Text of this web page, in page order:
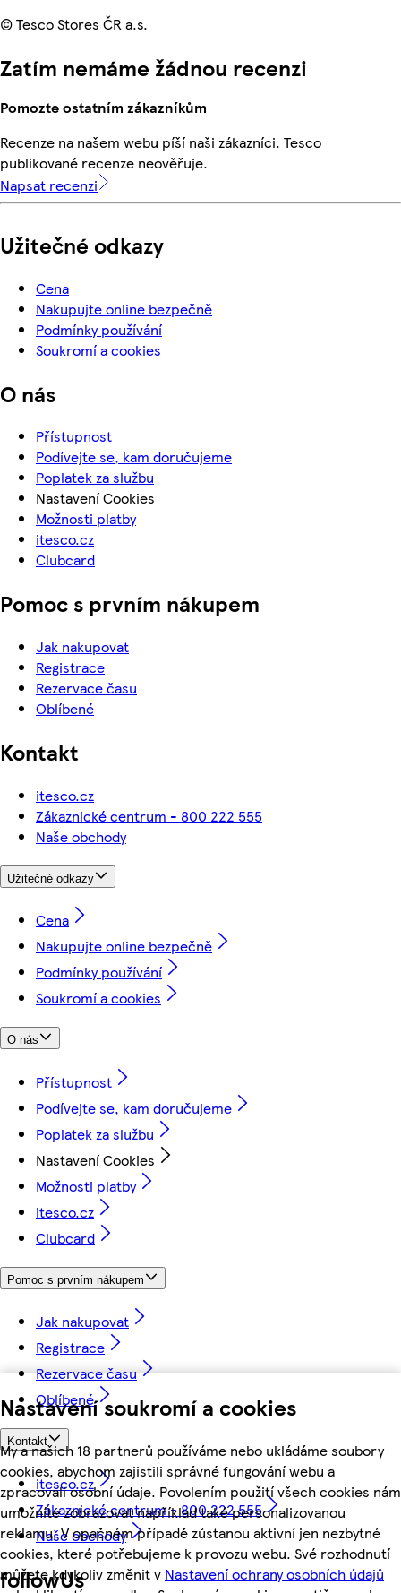
Nastavení soukromí a cookies
My a našich 18 partnerů používáme nebo ukládáme soubory
cookies, abychom zajistili správné fungování webu a
zpracovali osobní údaje. Povolením použití všech cookies nám
umožníte zobrazovat například také personalizovanou
reklamu. V opačném případě zůstanou aktivní jen nezbytné
cookies, které potřebujeme k provozu webu. Své rozhodnutí
můžete kdykoliv změnit v Nastavení ochrany osobních údajů
© Tesco Stores ČR a.s.
Zatím nemáme žádnou recenzi
Pomozte ostatním zákazníkům
Recenze na našem webu píší naši zákazníci. Tesco
publikované recenze neověřuje.
Napsat recenzi
Užitečné odkazy
Cena
Nakupujte online bezpečně
Podmínky používání
Soukromí a cookies
O nás
Přístupnost
Podívejte se, kam doručujeme
Poplatek za službu
Nastavení Cookies
Možnosti platby
itesco.cz
Clubcard
Pomoc s prvním nákupem
Jak nakupovat
Registrace
Rezervace času
Oblíbené
Kontakt
itesco.cz
Zákaznické centrum - 800 222 555
Naše obchody
Užitečné odkazy
Cena
Nakupujte online bezpečně
Podmínky používání
Soukromí a cookies
O nás
Přístupnost
Podívejte se, kam doručujeme
Poplatek za službu
Nastavení Cookies
Možnosti platby
itesco.cz
Clubcard
Pomoc s prvním nákupem
Jak nakupovat
Registrace
Rezervace času
Oblíbené
Kontakt
itesco.cz
Zákaznické centrum - 800 222 555
Naše obchody
followUs